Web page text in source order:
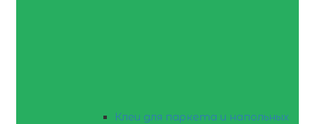
Клеи для паркета и напольных